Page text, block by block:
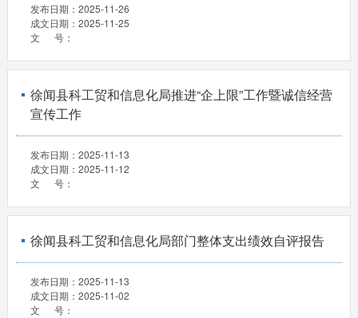
发布日期： 2025-11-26
成文日期： 2025-11-25
文 号：
徐闻县科工贸和信息化局推进“企上限”工作暨诚信经营
宣传工作
发布日期： 2025-11-13
成文日期： 2025-11-12
文 号：
徐闻县科工贸和信息化局部门整体支出绩效自评报告
发布日期： 2025-11-13
成文日期： 2025-11-02
文 号：